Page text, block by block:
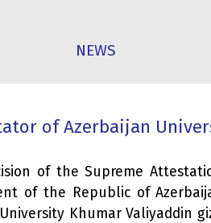
NEWS
of Azerbaijan
of the Supreme
of the Republic of
Khumar Valiyaddin